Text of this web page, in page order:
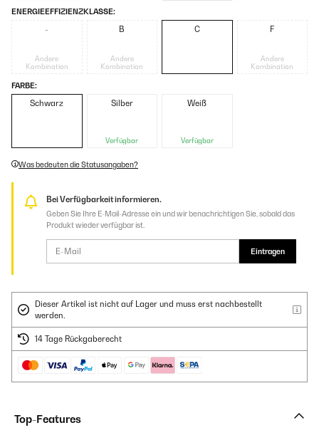
ENERGIEEFFIZIENZKLASSE:
-
Andere
Kombination
B
Andere
Kombination
C F
Andere
Kombination
FARBE:
Schwarz Silber
Verfügbar
Weiß
Verfügbar
Was bedeuten die Statusangaben?
Bei Verfügbarkeit informieren.
Geben Sie Ihre E-Mail-Adresse ein und wir benachrichtigen Sie, sobald das
Produkt wieder verfügbar ist.
Eintragen
Dieser Artikel ist nicht auf Lager und muss erst nachbestellt
werden.
14 Tage Rückgaberecht
Top-Features